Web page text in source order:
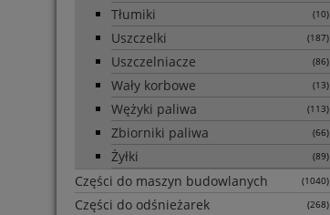
Tłumiki (10)
Uszczelki (187)
Uszczelniacze (86)
Wały korbowe (13)
Wężyki paliwa (113)
Zbiorniki paliwa (66)
Żyłki (89)
Części do maszyn budowlanych (1040)
Części do odśnieżarek (268)